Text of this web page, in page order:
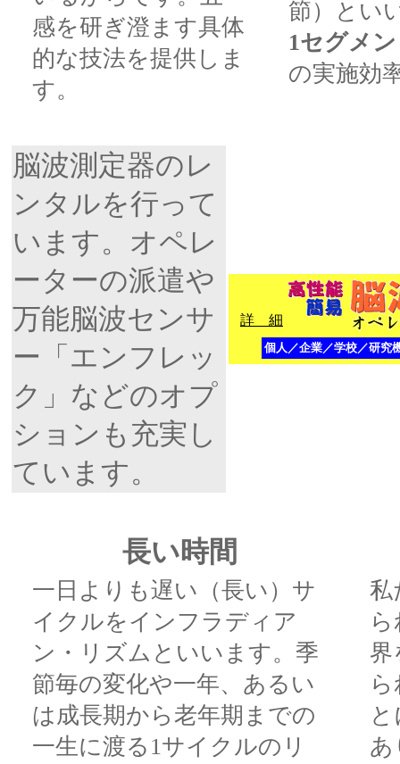
感を研ぎ澄ます具体
的な技法を提供しま
す。
節）とい
1セグメ
の実施効
脳波測定器のレ
ンタルを行って
います。オペレ
ーターの派遣や
万能脳波センサ
ー「エンフレッ
ク」などのオプ
ションも充実し
ています。
詳 細
個人／企業／学校／研究
長い時間
一日よりも遅い（長い）サ
イクルをインフラディア
ン・リズムといいます。季
節毎の変化や一年、あるい
は成長期から老年期までの
一生に渡る1サイクルのリ
私
界
あ